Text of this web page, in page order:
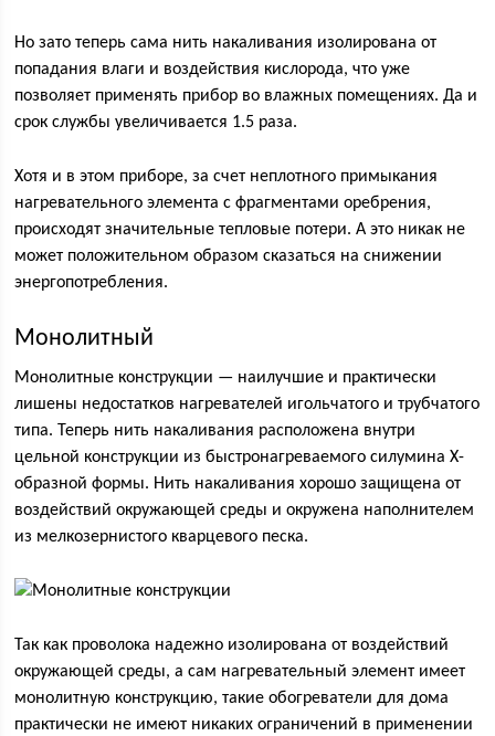
Но зато теперь сама нить накаливания изолирована от
попадания влаги и воздействия кислорода, что уже
позволяет применять прибор во влажных помещениях. Да и
срок службы увеличивается 1.5 раза.
Хотя и в этом приборе, за счет неплотного примыкания
нагревательного элемента с фрагментами оребрения,
происходят значительные тепловые потери. А это никак не
может положительном образом сказаться на снижении
энергопотребления.
Монолитный
Монолитные конструкции — наилучшие и практически
лишены недостатков нагревателей игольчатого и трубчатого
типа. Теперь нить накаливания расположена внутри
цельной конструкции из быстронагреваемого силумина Х-
образной формы. Нить накаливания хорошо защищена от
воздействий окружающей среды и окружена наполнителем
из мелкозернистого кварцевого песка.
Так как проволока надежно изолирована от воздействий
окружающей среды, а сам нагревательный элемент имеет
монолитную конструкцию, такие обогреватели для дома
практически не имеют никаких ограничений в применении